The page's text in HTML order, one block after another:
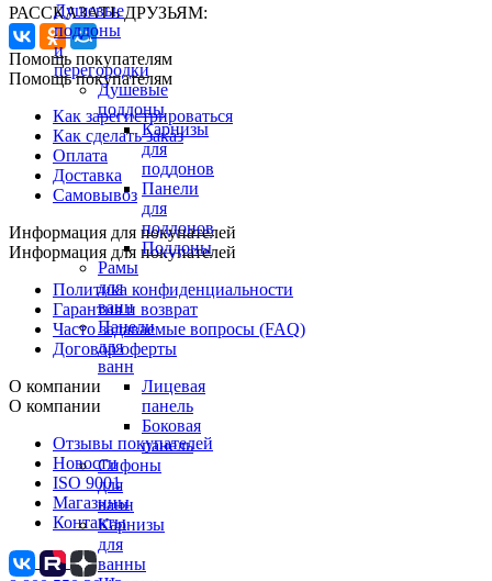
Душевые
поддоны
и
перегородки
Душевые
поддоны
Карнизы
для
поддонов
Панели
для
поддонов
Поддоны
Рамы
для
ванн
Панели
для
ванн
Лицевая
панель
Боковая
панель
Сифоны
для
ванн
Карнизы
для
ванны
РАССКАЗАТЬ ДРУЗЬЯМ:
Помощь покупателям
Помощь покупателям
Как зарегистрироваться
Как сделать заказ
Оплата
Доставка
Самовывоз
Информация для покупателей
Информация для покупателей
Политика конфиденциальности
Гарантия и возврат
Часто задаваемые вопросы (FAQ)
Договор оферты
О компании
О компании
Отзывы покупателей
Новости
ISO 9001
Магазины
Контакты